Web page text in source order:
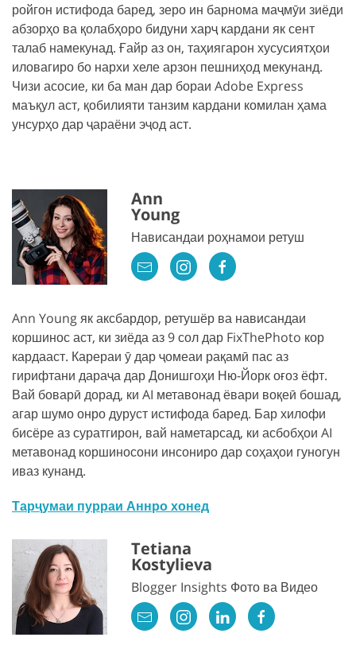
ройгон истифода баред, зеро ин барнома маҷмӯи зиёди
абзорҳо ва қолабҳоро бидуни харҷ кардани як сент
талаб намекунад. Ғайр аз он, таҳиягарон хусусиятҳои
иловагиро бо нархи хеле арзон пешниҳод мекунанд.
Чизи асосие, ки ба ман дар бораи Adobe Express
маъқул аст, қобилияти танзим кардани комилан ҳама
унсурҳо дар ҷараёни эҷод аст.
Ann
Young
Нависандаи роҳнамои ретуш
Ann Young як аксбардор, ретушёр ва нависандаи
коршинос аст, ки зиёда аз 9 сол дар FixThePhoto кор
кардааст. Карераи ӯ дар ҷомеаи рақамӣ пас аз
гирифтани дараҷа дар Донишгоҳи Ню-Йорк оғоз ёфт.
Вай боварӣ дорад, ки AI метавонад ёвари воқеӣ бошад,
агар шумо онро дуруст истифода баред. Бар хилофи
бисёре аз суратгирон, вай наметарсад, ки асбобҳои AI
метавонад коршиносони инсониро дар соҳаҳои гуногун
иваз кунанд.
Тарҷумаи пурраи Аннро хонед
Tetiana
Kostylieva
Blogger Insights Фото ва Видео